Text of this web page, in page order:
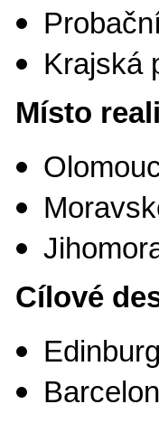
Krajská
Místo
Cílové